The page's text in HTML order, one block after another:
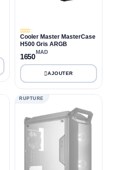
Cooler Master MasterCase
H500 Gris ARGB
1650
MAD
RUPTURE